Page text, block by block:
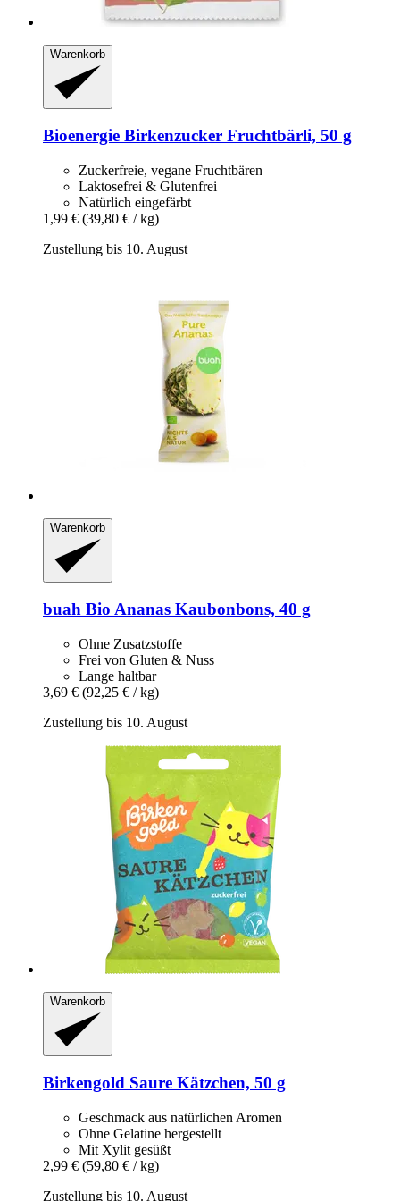
Warenkorb
Bioenergie Birkenzucker Fruchtbärli, 50 g
Zuckerfreie, vegane Fruchtbären
Laktosefrei & Glutenfrei
Natürlich eingefärbt
1,99 € (39,80 € / kg)
Zustellung bis 10. August
Warenkorb
buah Bio Ananas Kaubonbons, 40 g
Ohne Zusatzstoffe
Frei von Gluten & Nuss
Lange haltbar
3,69 € (92,25 € / kg)
Zustellung bis 10. August
Warenkorb
Birkengold Saure Kätzchen, 50 g
Geschmack aus natürlichen Aromen
Ohne Gelatine hergestellt
Mit Xylit gesüßt
2,99 € (59,80 € / kg)
Zustellung bis 10. August